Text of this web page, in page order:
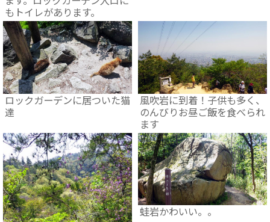
もトイレがあります。
ロックガーデンに居ついた猫
達
風吹岩に到着！子供も多く、
のんびりお昼ご飯を食べられ
ます
蛙岩かわいい。。